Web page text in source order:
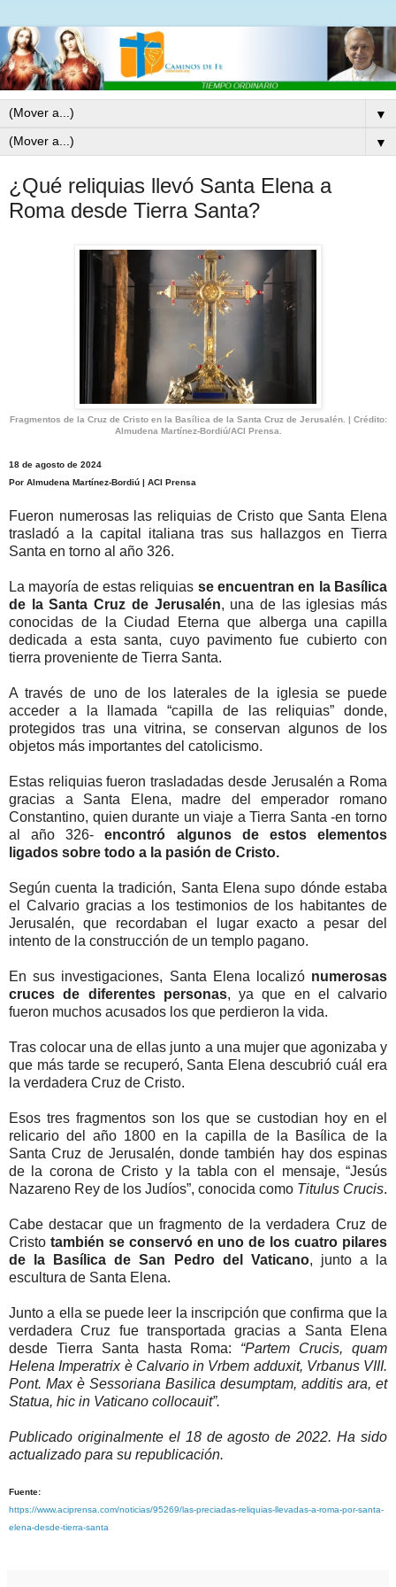
▼
▼
¿Qué reliquias llevó Santa Elena a
Roma desde Tierra Santa?
Fragmentos de la Cruz de Cristo en la Basílica de la Santa Cruz de Jerusalén. | Crédito:
Almudena Martínez-Bordiú/ACI Prensa.
18 de agosto de 2024
Por Almudena Martínez-Bordiú | ACI Prensa
Fueron numerosas las reliquias de Cristo que Santa Elena
trasladó a la capital italiana tras sus hallazgos en Tierra
Santa en torno al año 326.
La mayoría de estas reliquias se encuentran en la Basílica
de la Santa Cruz de Jerusalén, una de las iglesias más
conocidas de la Ciudad Eterna que alberga una capilla
dedicada a esta santa, cuyo pavimento fue cubierto con
tierra proveniente de Tierra Santa.
A través de uno de los laterales de la iglesia se puede
acceder a la llamada “capilla de las reliquias” donde,
protegidos tras una vitrina, se conservan algunos de los
objetos más importantes del catolicismo.
Estas reliquias fueron trasladadas desde Jerusalén a Roma
gracias a Santa Elena, madre del emperador romano
Constantino, quien durante un viaje a Tierra Santa -en torno
al año 326-encontró algunos de estos elementos
ligados sobre todo a la pasión de Cristo.
Según cuenta la tradición, Santa Elena supo dónde estaba
el Calvario gracias a los testimonios de los habitantes de
Jerusalén, que recordaban el lugar exacto a pesar del
intento de la construcción de un templo pagano.
En sus investigaciones, Santa Elena localizó numerosas
cruces de diferentes personas, ya que en el calvario
fueron muchos acusados los que perdieron la vida.
Tras colocar una de ellas junto a una mujer que agonizaba y
que más tarde se recuperó, Santa Elena descubrió cuál era
la verdadera Cruz de Cristo.
Esos tres fragmentos son los que se custodian hoy en el
relicario del año 1800 en la capilla de la Basílica de la
Santa Cruz de Jerusalén, donde también hay dos espinas
de la corona de Cristo y la tabla con el mensaje, “Jesús
Nazareno Rey de los Judíos”, conocida como Titulus Crucis.
Cabe destacar que un fragmento de la verdadera Cruz de
Cristo también se conservó en uno de los cuatro pilares
de la Basílica de San Pedro del Vaticano, junto a la
escultura de Santa Elena.
Junto a ella se puede leer la inscripción que confirma que la
verdadera Cruz fue transportada gracias a Santa Elena
desde Tierra Santa hasta Roma: “Partem Crucis, quam
Helena Imperatrix è Calvario in Vrbem adduxit, Vrbanus VIII.
Pont. Max è Sessoriana Basilica desumptam, additis ara, et
Statua, hic in Vaticano collocauit”.
Publicado originalmente el 18 de agosto de 2022. Ha sido
actualizado para su republicación.
Fuente:
https://www.aciprensa.com/noticias/95269/las-preciadas-reliquias-llevadas-a-roma-por-santa-
elena-desde-tierra-santa